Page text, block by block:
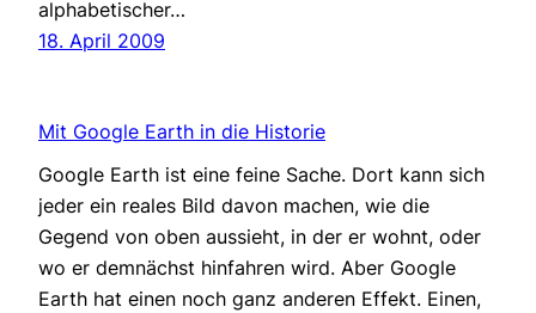
alphabetischer…
18. April 2009
Mit Google Earth in die Historie
Google Earth ist eine feine Sache. Dort kann sich
jeder ein reales Bild davon machen, wie die
Gegend von oben aussieht, in der er wohnt, oder
wo er demnächst hinfahren wird. Aber Google
Earth hat einen noch ganz anderen Effekt. Einen,